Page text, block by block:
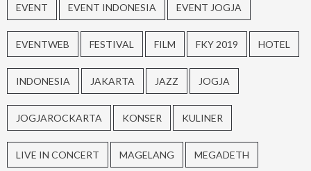
EVENT EVENT INDONESIA EVENT JOGJA
EVENTWEB FESTIVAL FILM FKY 2019 HOTEL
INDONESIA JAKARTA JAZZ JOGJA
JOGJAROCKARTA KONSER KULINER
LIVE IN CONCERT MAGELANG MEGADETH